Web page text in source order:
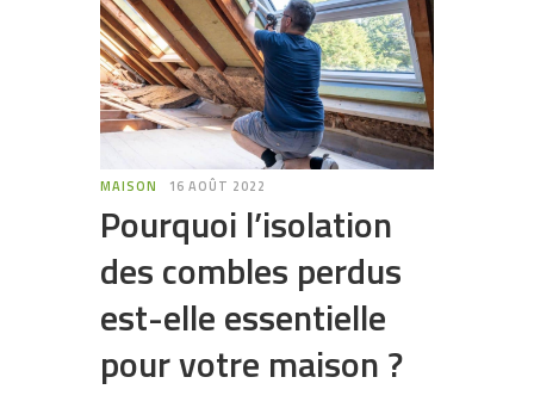
MAISON 16 AOÛT 2022
Pourquoi l’isolation
des combles perdus
est-elle essentielle
pour votre maison ?